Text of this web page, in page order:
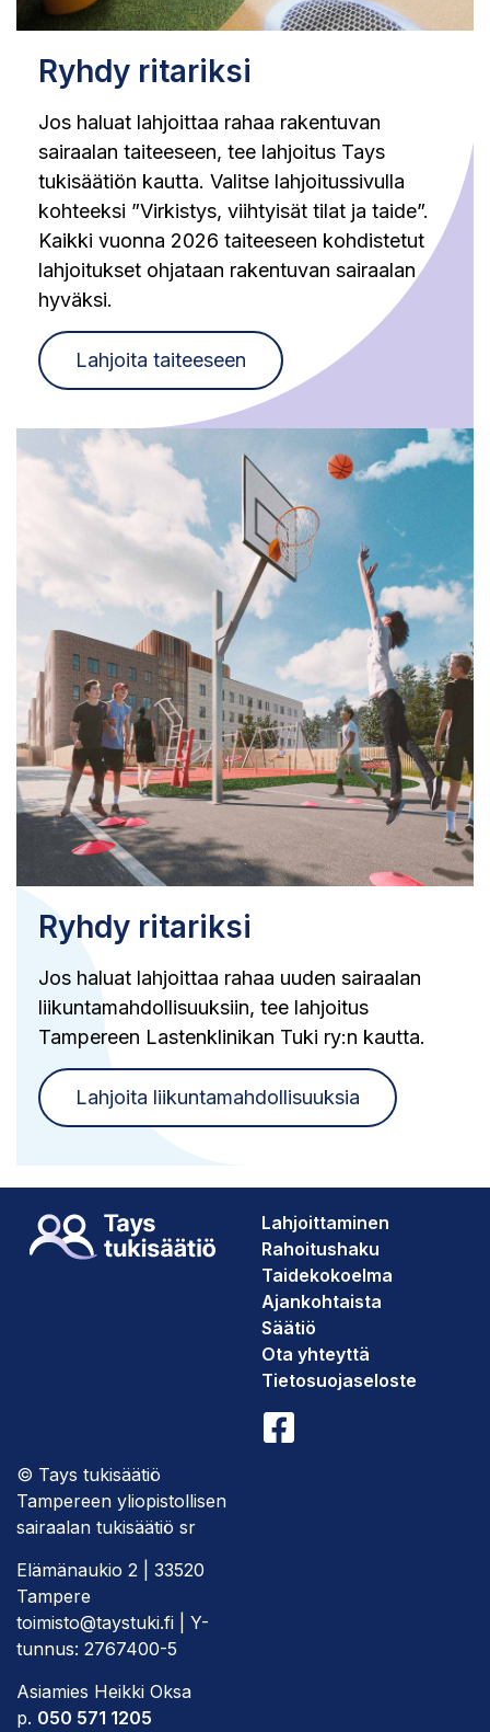
Ryhdy ritariksi
Jos haluat lahjoittaa rahaa rakentuvan
sairaalan taiteeseen, tee lahjoitus Tays
tukisäätiön kautta. Valitse lahjoitussivulla
kohteeksi ”Virkistys, viihtyisät tilat ja taide”.
Kaikki vuonna 2026 taiteeseen kohdistetut
lahjoitukset ohjataan rakentuvan sairaalan
hyväksi.
Lahjoita taiteeseen
Ryhdy ritariksi
Jos haluat lahjoittaa rahaa uuden sairaalan
liikuntamahdollisuuksiin, tee lahjoitus
Tampereen Lastenklinikan Tuki ry:n kautta.
Lahjoita liikuntamahdollisuuksia
Lahjoittaminen
Rahoitushaku
Taidekokoelma
Ajankohtaista
Säätiö
Ota yhteyttä
Tietosuojaseloste
© Tays tukisäätiö
Tampereen yliopistollisen
sairaalan tukisäätiö sr
Elämänaukio 2 | 33520
Tampere
toimisto@taystuki.fi | Y-
tunnus: 2767400-5
Asiamies Heikki Oksa
p. 050 571 1205